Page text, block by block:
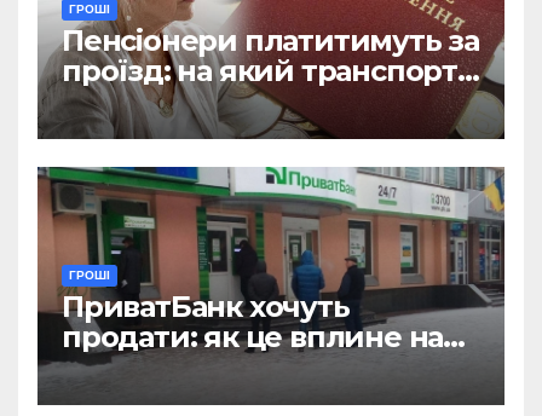
ГРОШІ
Пенсіонери платитимуть за
проїзд: на який транспорт
не діятиме пільга
ГРОШІ
ПриватБанк хочуть
продати: як це вплине на
отримання зарплат, пенсій
і стипендій